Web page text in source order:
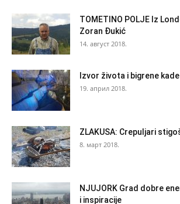
TOMETINO POLJE Iz
Zoran Đukić
14. август 2018.
Izvor života i bigrene
19. април 2018.
ZLAKUSA: Crepuljari
8. март 2018.
NJUJORK Grad dobre
i inspiracije